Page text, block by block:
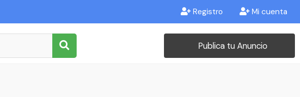
Registro Mi cuenta
Publica tu Anuncio